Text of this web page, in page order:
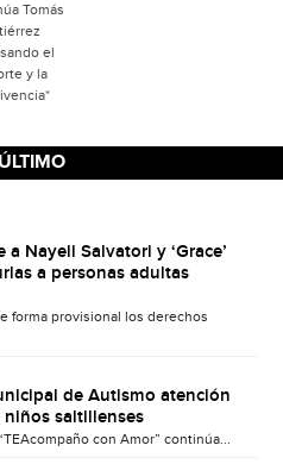
Tomás
el
y la
Nayeli Salvatori y ‘Grace’
a personas adultas
forma provisional los derechos
de Autismo atención
saltillenses
con Amor” continúa...